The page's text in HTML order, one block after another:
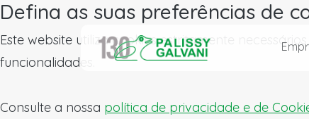
Defina as suas preferências de
Este website utiliza cookies estritamente
funcionalidades.
Consulte a nossa política de privacidade e de